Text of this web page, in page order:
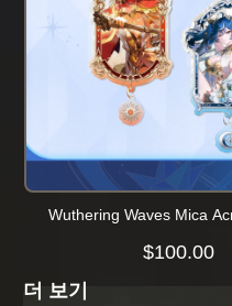
Wuthering Waves Mica
$100.00
더 보기